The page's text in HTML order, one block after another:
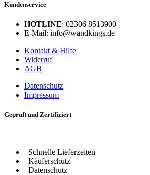
Kundenservice
HOTLINE: 02306 8513900
E-Mail: info@wandkings.de
Kontakt & Hilfe
Widerruf
AGB
Datenschutz
Impressum
Geprüft und Zertifiziert
Schnelle Lieferzeiten
Käuferschutz
Datenschutz